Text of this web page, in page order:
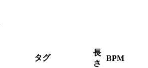
タグ
長
さ
BPM